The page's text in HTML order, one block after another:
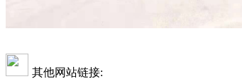
其他网站链接: